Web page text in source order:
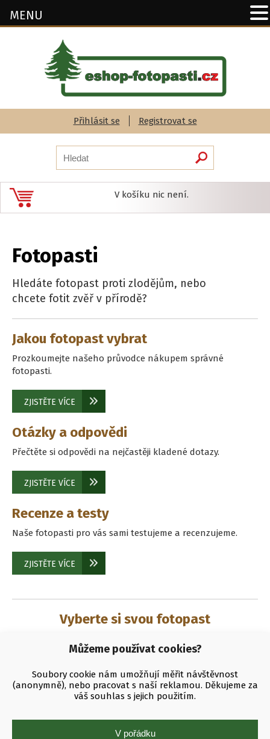
Můžeme používat cookies?
Soubory cookie nám umožňují měřit návštěvnost
(anonymně), nebo pracovat s naší reklamou. Děkujeme za
váš souhlas s jejich použitím.
V pořádku
Přihlásit se Registrovat se
V košíku nic není.
Fotopasti
Hledáte fotopast proti zlodějům, nebo
chcete fotit zvěř v přírodě?
Jakou fotopast vybrat
Prozkoumejte našeho průvodce nákupem správné
fotopasti.
ZJISTĚTE VÍCE
Otázky a odpovědi
Přečtěte si odpovědi na nejčastěji kladené dotazy.
ZJISTĚTE VÍCE
Recenze a testy
Naše fotopasti pro vás sami testujeme a recenzujeme.
ZJISTĚTE VÍCE
Vyberte si svou fotopast
Boly Cuddeback
FOXcam
KeepGuard
ScoutGuard
MENU